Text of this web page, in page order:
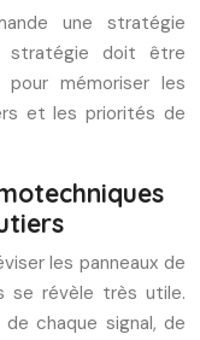
une stratégie
stratégie doit être
mémoriser les
et les priorités de
les panneaux de
se révèle très utile.
chaque signal, de